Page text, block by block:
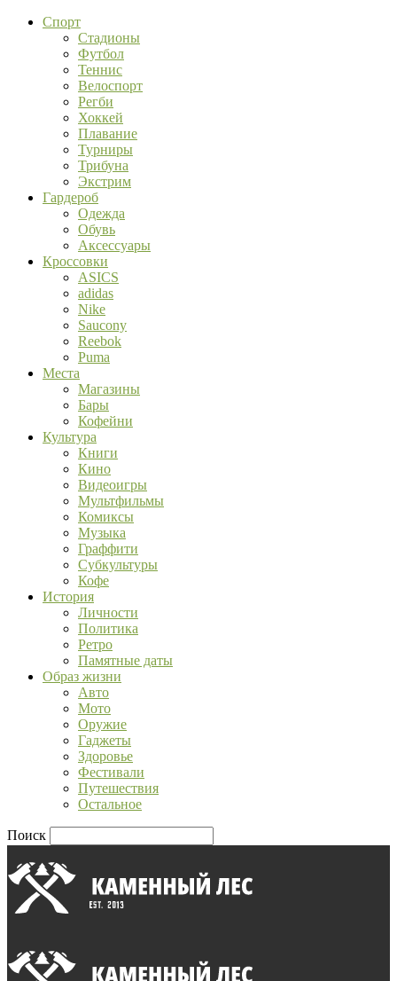
Спорт
Стадионы
Футбол
Теннис
Велоспорт
Регби
Хоккей
Плавание
Турниры
Трибуна
Экстрим
Гардероб
Одежда
Обувь
Аксессуары
Кроссовки
ASICS
adidas
Nike
Saucony
Reebok
Puma
Места
Магазины
Бары
Кофейни
Культура
Книги
Кино
Видеоигры
Мультфильмы
Комиксы
Музыка
Граффити
Субкультуры
Кофе
История
Личности
Политика
Ретро
Памятные даты
Образ жизни
Авто
Мото
Оружие
Гаджеты
Здоровье
Фестивали
Путешествия
Остальное
Поиск